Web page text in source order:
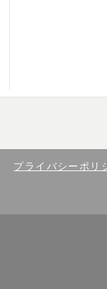
プライバシーポリ